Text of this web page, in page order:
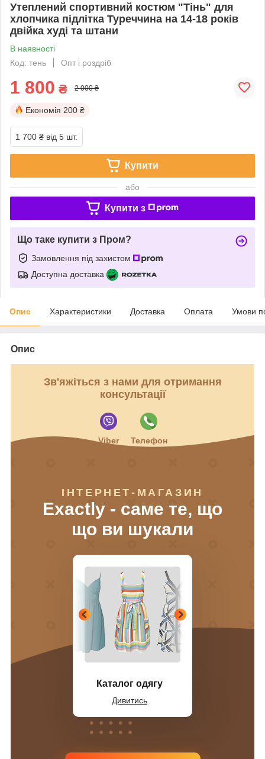
Утеплений спортивний костюм "Тінь" для
хлопчика підлітка Туреччина на 14-18 років
двійка худі та штани
В наявності
Код: тень
Опт і роздріб
1 800 ₴ 2 000 ₴
Економія 200 ₴
1 700 ₴ від 5 шт.
Купити
або
Купити з
Що таке купити з Пром?
Замовлення під захистом
Доступна доставка
Опис Характеристики Доставка Оплата Умови
Опис
Зв'яжіться з нами для отримання
консультації
Viber Телефон
ІНТЕРНЕТ-МАГАЗИН
Exactly - саме те, що
що ви шукали
Каталог одягу
Дивитись